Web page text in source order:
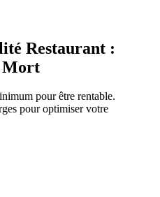
Restaurant :
Mort
pour être rentable.
pour optimiser votre